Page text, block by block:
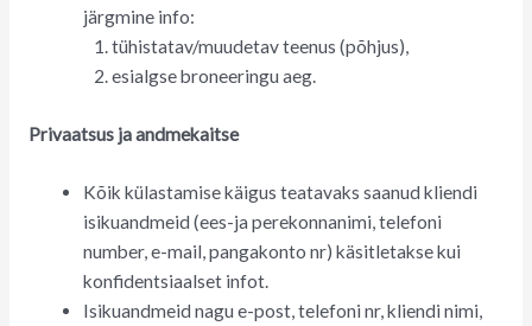
järgmine info:
tühistatav/muudetav teenus (põhjus),
esialgse broneeringu aeg.
Privaatsus ja andmekaitse
Kõik külastamise käigus teatavaks saanud kliendi
isikuandmeid (ees-ja perekonnanimi, telefoni
number, e-mail, pangakonto nr) käsitletakse kui
konfidentsiaalset infot.
Isikuandmeid nagu e-post, telefoni nr, kliendi nimi,